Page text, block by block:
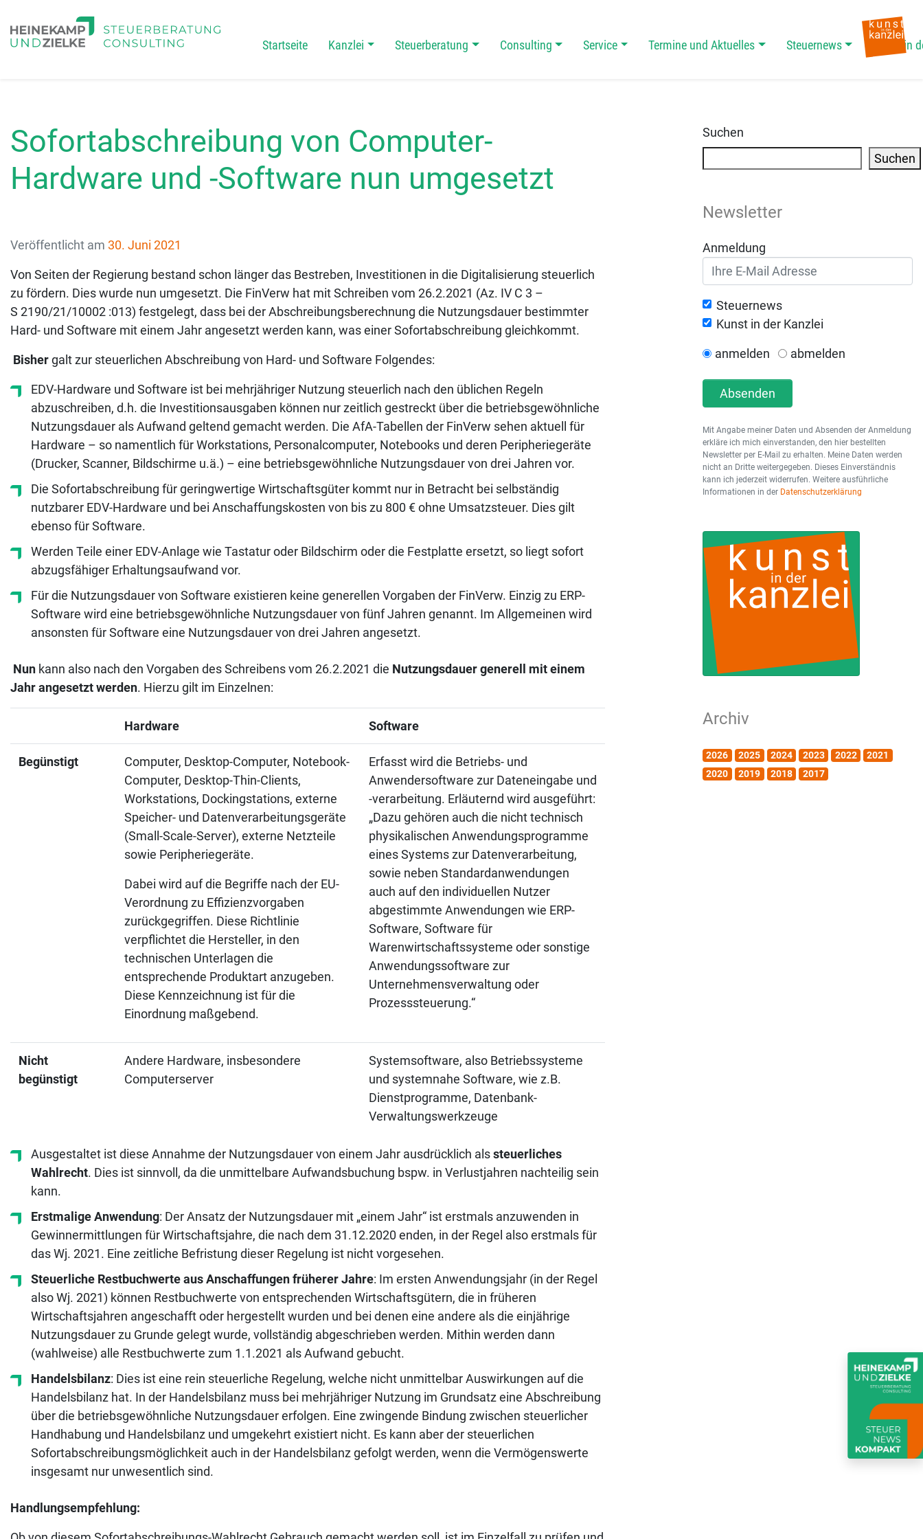
Main Navigation
Startseite Kanzlei Steuerberatung Consulting Service Termine und Aktuelles Steuernews Kunst in
Sofortabschreibung von Computer-
Hardware und -Software nun umgesetzt
Veröffentlicht am 30. Juni 2021
Von Seiten der Regierung bestand schon länger das Bestreben, Investitionen in die Digitalisierung steuerlich
zu fördern. Dies wurde nun umgesetzt. Die FinVerw hat mit Schreiben vom 26.2.2021 (Az. IV C 3 –
S 2190/21/10002 :013) festgelegt, dass bei der Abschreibungsberechnung die Nutzungsdauer bestimmter
Hard- und Software mit einem Jahr angesetzt werden kann, was einer Sofortabschreibung gleichkommt.
Bishergalt zur steuerlichen Abschreibung von Hard- und Software Folgendes:
EDV-Hardware und Software ist bei mehrjähriger Nutzung steuerlich nach den üblichen Regeln
abzuschreiben, d.h. die Investitionsausgaben können nur zeitlich gestreckt über die betriebsgewöhnliche
Nutzungsdauer als Aufwand geltend gemacht werden. Die AfA-Tabellen der FinVerw sehen aktuell für
Hardware – so namentlich für Workstations, Personalcomputer, Notebooks und deren Peripheriegeräte
(Drucker, Scanner, Bildschirme u.ä.) – eine betriebsgewöhnliche Nutzungsdauer von drei Jahren vor.
Die Sofortabschreibung für geringwertige Wirtschaftsgüter kommt nur in Betracht bei selbständig
nutzbarer EDV-Hardware und bei Anschaffungskosten von bis zu 800 € ohne Umsatzsteuer. Dies gilt
ebenso für Software.
Werden Teile einer EDV-Anlage wie Tastatur oder Bildschirm oder die Festplatte ersetzt, so liegt sofort
abzugsfähiger Erhaltungsaufwand vor.
Für die Nutzungsdauer von Software existieren keine generellen Vorgaben der FinVerw. Einzig zu ERP-
Software wird eine betriebsgewöhnliche Nutzungsdauer von fünf Jahren genannt. Im Allgemeinen wird
ansonsten für Software eine Nutzungsdauer von drei Jahren angesetzt.
Nun kann also nach den Vorgaben des Schreibens vom 26.2.2021 die Nutzungsdauer generell mit einem
Jahr angesetzt werden. Hierzu gilt im Einzelnen:
Hardware Software
Begünstigt
Computer, Desktop-Computer, Notebook-
Computer, Desktop-Thin-Clients,
Workstations, Dockingstations, externe
Speicher- und Datenverarbeitungsgeräte
(Small-Scale-Server), externe Netzteile
sowie Peripheriegeräte.
Dabei wird auf die Begriffe nach der EU-
Verordnung zu Effizienzvorgaben
zurückgegriffen. Diese Richtlinie
verpflichtet die Hersteller, in den
technischen Unterlagen die
entsprechende Produktart anzugeben.
Diese Kennzeichnung ist für die
Einordnung maßgebend.
Erfasst wird die Betriebs- und
Anwendersoftware zur Dateneingabe und
-verarbeitung. Erläuternd wird ausgeführt:
„Dazu gehören auch die nicht technisch
physikalischen Anwendungsprogramme
eines Systems zur Datenverarbeitung,
sowie neben Standardanwendungen
auch auf den individuellen Nutzer
abgestimmte Anwendungen wie ERP-
Software, Software für
Warenwirtschaftssysteme oder sonstige
Anwendungssoftware zur
Unternehmensverwaltung oder
Prozesssteuerung.“
Nicht
begünstigt
Andere Hardware, insbesondere
Computerserver
Systemsoftware, also Betriebssysteme
und systemnahe Software, wie z.B.
Dienstprogramme, Datenbank-
Verwaltungswerkzeuge
Ausgestaltet ist diese Annahme der Nutzungsdauer von einem Jahr ausdrücklich alssteuerliches
Wahlrecht. Dies ist sinnvoll, da die unmittelbare Aufwandsbuchung bspw. in Verlustjahren nachteilig sein
kann.
Erstmalige Anwendung: Der Ansatz der Nutzungsdauer mit „einem Jahr“ ist erstmals anzuwenden in
Gewinnermittlungen für Wirtschaftsjahre, die nach dem 31.12.2020 enden, in der Regel also erstmals für
das Wj. 2021. Eine zeitliche Befristung dieser Regelung ist nicht vorgesehen.
Steuerliche Restbuchwerte aus Anschaffungen früherer Jahre: Im ersten Anwendungsjahr (in der Regel
also Wj. 2021) können Restbuchwerte von entsprechenden Wirtschaftsgütern, die in früheren
Wirtschaftsjahren angeschafft oder hergestellt wurden und bei denen eine andere als die einjährige
Nutzungsdauer zu Grunde gelegt wurde, vollständig abgeschrieben werden. Mithin werden dann
(wahlweise) alle Restbuchwerte zum 1.1.2021 als Aufwand gebucht.
Handelsbilanz: Dies ist eine rein steuerliche Regelung, welche nicht unmittelbar Auswirkungen auf die
Handelsbilanz hat. In der Handelsbilanz muss bei mehrjähriger Nutzung im Grundsatz eine Abschreibung
über die betriebsgewöhnliche Nutzungsdauer erfolgen. Eine zwingende Bindung zwischen steuerlicher
Handhabung und Handelsbilanz und umgekehrt existiert nicht. Es kann aber der steuerlichen
Sofortabschreibungsmöglichkeit auch in der Handelsbilanz gefolgt werden, wenn die Vermögenswerte
insgesamt nur unwesentlich sind.
Handlungsempfehlung:
Suchen
Suchen
Newsletter
Anmeldung
Steuernews
Kunst in der Kanzlei
anmelden abmelden
Absenden
Mit Angabe meiner Daten und Absenden der Anmeldung
erkläre ich mich einverstanden, den hier bestellten
Newsletter per E-Mail zu erhalten. Meine Daten werden
nicht an Dritte weitergegeben. Dieses Einverständnis
kann ich jederzeit widerrufen. Weitere ausführliche
Informationen in der Datenschutzerklärung
Archiv
2026 2025 2024 2023 2022
2021
2020
2019 2018 2017